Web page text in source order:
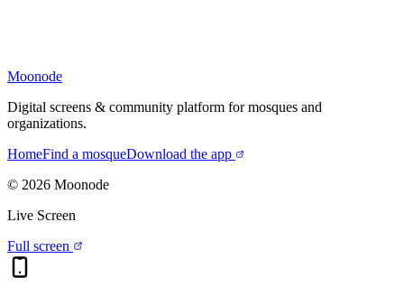
Moonode
Digital screens & community platform for mosques and
organizations.
HomeFind a mosqueDownload the app
© 2026 Moonode
Live Screen
Full screen